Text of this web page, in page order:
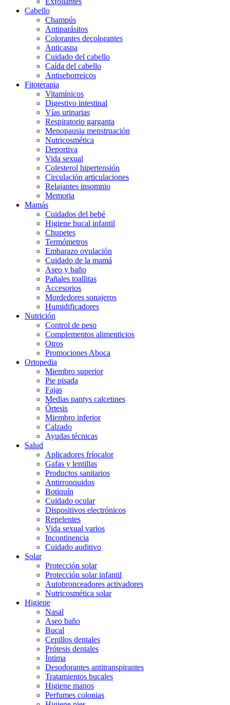
Cabello
Champús
Antiparásitos
Colorantes decolorantes
Anticaspa
Cuidado del cabello
Caída del cabello
Antiseborreicos
Fitoterapia
Vitamínicos
Digestivo intestinal
Vías urinarias
Respiratorio garganta
Menopausia menstruación
Nutricosmética
Deportiva
Vida sexual
Colesterol hipertensión
Circulación articulaciones
Relajantes insomnio
Memoria
Mamás
Cuidados del bebé
Higiene bucal infantil
Chupetes
Termómetros
Embarazo ovulación
Cuidado de la mamá
Aseo y baño
Pañales toallitas
Accesorios
Mordedores sonajeros
Humidificadores
Nutrición
Control de peso
Complementos alimenticios
Otros
Promociones Aboca
Ortopedia
Miembro superior
Pie pisada
Fajas
Medias pantys calcetines
Órtesis
Miembro inferior
Calzado
Ayudas técnicas
Salud
Aplicadores fríocalor
Gafas y lentillas
Productos sanitarios
Antirronquidos
Botiquín
Cuidado ocular
Dispositivos electrónicos
Repelentes
Vida sexual varios
Incontinencia
Cuidado auditivo
Solar
Protección solar
Protección solar infantil
Autobronceadores activadores
Nutricosmética solar
Higiene
Nasal
Aseo baño
Bucal
Cepillos dentales
Prótesis dentales
Íntima
Desodorantes antitranspirantes
Tratamientos bucales
Higiene manos
Perfumes colonias